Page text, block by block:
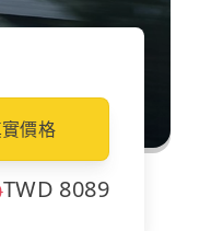
價格
TWD 8089